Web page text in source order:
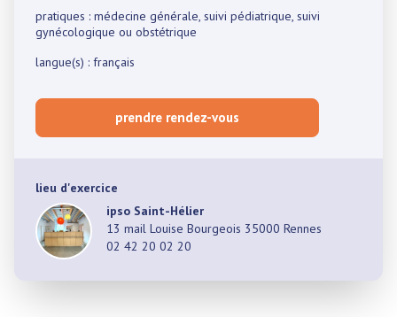
pratiques : médecine générale, suivi pédiatrique, suivi
gynécologique ou obstétrique
langue(s) : français
prendre rendez-vous
lieu d'exercice
ipso Saint-Hélier
13 mail Louise Bourgeois 35000 Rennes
02 42 20 02 20